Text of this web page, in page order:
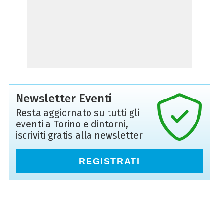
Newsletter Eventi
Resta aggiornato su tutti gli
eventi a Torino e dintorni,
iscriviti gratis alla newsletter
REGISTRATI